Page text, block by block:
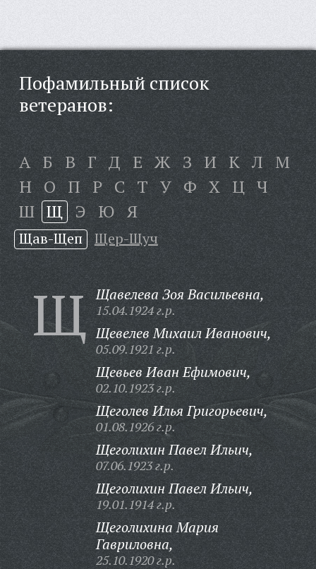
Пофамильный список
ветеранов:
А Б В Г Д Е Ж З И К Л М
Н О П Р С Т У Ф Х Ц Ч
Ш Щ Э Ю Я
Щав-Щеп Щер-Щуч
Щ Щавелева Зоя Васильевна,
15.04.1924 г.р.
Щевелев Михаил Иванович,
05.09.1921 г.р.
Щевьев Иван Ефимович,
02.10.1923 г.р.
Щеголев Илья Григорьевич,
01.08.1926 г.р.
Щеголихин Павел Ильич,
07.06.1923 г.р.
Щеголихин Павел Ильич,
19.01.1914 г.р.
Щеголихина Мария
Гавриловна,
25.10.1920 г.р.